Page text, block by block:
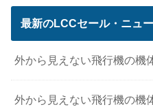
最新のLCCセール・ニュ
外から見えない飛行機の
外から見えない飛行機の